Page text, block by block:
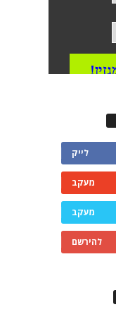
לייק
מעקב
מעקב
להירשם